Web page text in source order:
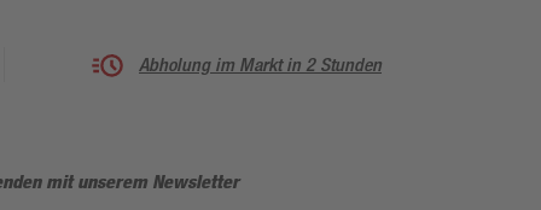
Abholung im Markt in 2 Stunden
mit unserem Newsletter